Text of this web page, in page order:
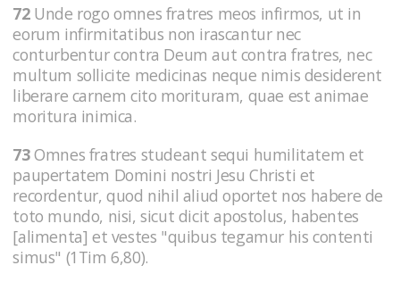
72Unde rogo omnes fratres meos infirmos, ut in
eorum infirmitatibus non irascantur nec
conturbentur contra Deum aut contra fratres, nec
multum sollicite medicinas neque nimis desiderent
liberare carnem cito morituram, quae est animae
moritura inimica.
73Omnes fratres studeant sequi humilitatem et
paupertatem Domini nostri Jesu Christi et
recordentur, quod nihil aliud oportet nos habere de
toto mundo, nisi, sicut dicit apostolus, habentes
[alimenta] et vestes "quibus tegamur his contenti
simus" (1Tim 6,80).